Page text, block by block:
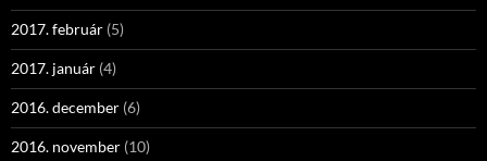
2017. február (5)
2017. január (4)
2016. december (6)
2016. november (10)